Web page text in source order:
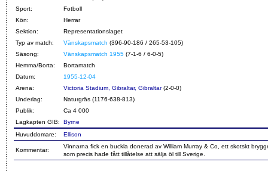
Sport:
Fotboll
Kön:
Herrar
Sektion:
Representationslaget
Typ av match:
Vänskapsmatch (396-90-186 / 265-53-105)
Säsong:
Vänskapsmatch 1955 (7-1-6 / 6-0-5)
Hemma/Borta:
Bortamatch
Datum:
1955-12-04
Arena:
Victoria Stadium, Gibraltar, Gibraltar(2-0-0)
Underlag:
Naturgräs (1176-638-813)
Publik:
Ca 4 000
Lagkapten GIB:
Byrne
Huvuddomare:
Ellison
Kommentar:
Vinnarna fick en buckla donerad av William Murray & Co, ett skotskt
som precis hade fått tillåtelse att sälja öl till Sverige.